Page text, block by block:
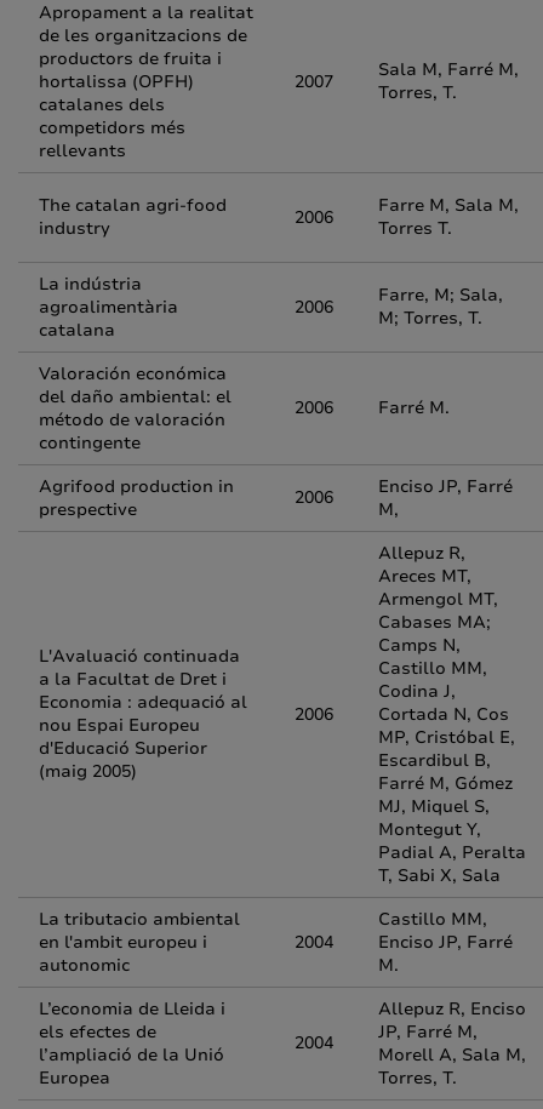
Apropament a la realitat
de les organitzacions de
productors de fruita i
hortalissa (OPFH)
catalanes dels
competidors més
rellevants
2007
Sala M, Farré M,
Torres, T.
The catalan agri-food
industry
2006
Farre M, Sala M,
Torres T.
La indústria
agroalimentària
catalana
2006
Farre, M; Sala,
M; Torres, T.
Valoración económica
del daño ambiental: el
método de valoración
contingente
2006 Farré M.
Agrifood production in
prespective
2006
Enciso JP, Farré
M,
L'Avaluació continuada
a la Facultat de Dret i
Economia : adequació al
nou Espai Europeu
d'Educació Superior
(maig 2005)
2006
Allepuz R,
Areces MT,
Armengol MT,
Cabases MA;
Camps N,
Castillo MM,
Codina J,
Cortada N, Cos
MP, Cristóbal E,
Escardibul B,
Farré M, Gómez
MJ, Miquel S,
Montegut Y,
Padial A, Peralta
T, Sabi X, Sala
La tributacio ambiental
en l'ambit europeu i
autonomic
2004
Castillo MM,
Enciso JP, Farré
M.
L’economia de Lleida i
els efectes de
l’ampliació de la Unió
Europea
2004
Allepuz R, Enciso
JP, Farré M,
Morell A, Sala M,
Torres, T.